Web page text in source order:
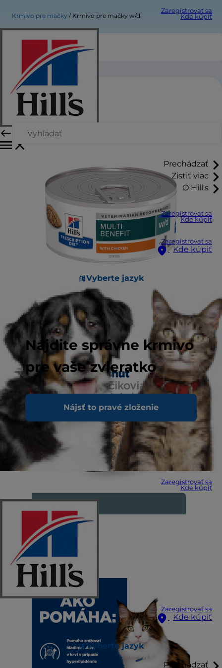
Zaregistrovať sa
Kde kúpiť
Prechádzať
Zistiť viac
O Hill's
Zaregistrovať sa
Kde kúpiť
Zaregistrovať sa
Kde kúpiť
Vyberte jazyk
Nájdite správne krmivo
pre vaše zvieratko
Nájsť to pravé zloženie
Zaregistrovať sa
Kde kúpiť
Zaregistrovať sa
Kde kúpiť
Vyberte jazyk
Prechádzať
Krmivo pre mačky Krmivo pre mačky w/d
Krmivo pre mačky w/d